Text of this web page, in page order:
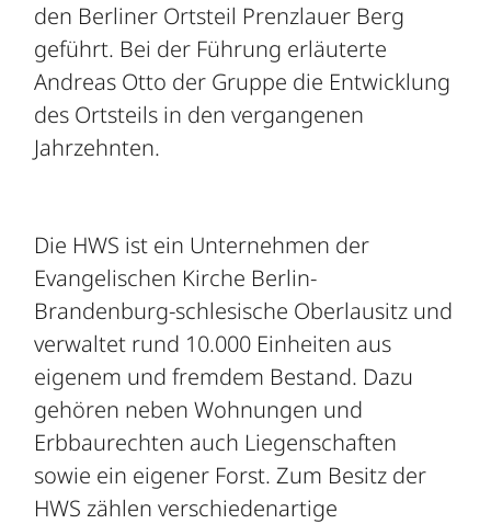
den Berliner Ortsteil Prenzlauer Berg
geführt. Bei der Führung erläuterte
Andreas Otto der Gruppe die Entwicklung
des Ortsteils in den vergangenen
Jahrzehnten.
Die HWS ist ein Unternehmen der
Evangelischen Kirche Berlin-
Brandenburg-schlesische Oberlausitz und
verwaltet rund 10.000 Einheiten aus
eigenem und fremdem Bestand. Dazu
gehören neben Wohnungen und
Erbbaurechten auch Liegenschaften
sowie ein eigener Forst. Zum Besitz der
HWS zählen verschiedenartige